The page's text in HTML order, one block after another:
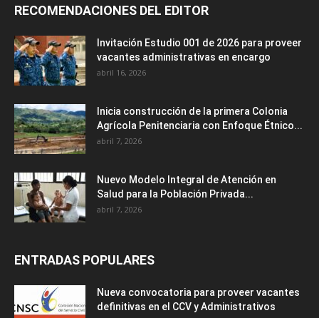
RECOMENDACIONES DEL EDITOR
Invitación Estudio 001 de 2026 para proveer
vacantes administrativas en encargo
abril 16, 2026
Inicia construcción de la primera Colonia
Agrícola Penitenciaria con Enfoque Étnico...
abril 7, 2026
Nuevo Modelo Integral de Atención en
Salud para la Población Privada...
abril 7, 2026
ENTRADAS POPULARES
Nueva convocatoria para proveer vacantes
definitivas en el CCV y Administrativos